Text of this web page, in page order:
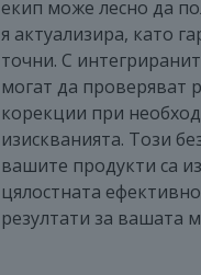
екип може лесно да
я актуализира, като
точни. С
могат да проверяват
корекции при
изискванията. Този
вашите продукти са
цялостната
резултати за вашата